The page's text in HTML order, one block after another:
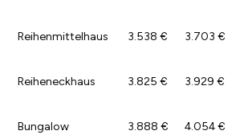
Reihenmittelhaus 3.538 € 3.703 €
Reiheneckhaus 3.825 € 3.929 €
Bungalow 3.888 € 4.054 €